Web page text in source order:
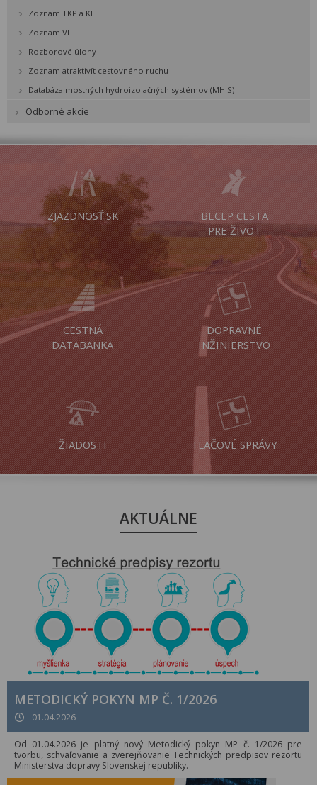
Zoznam TKP a KL
Zoznam VL
Rozborové úlohy
Zoznam atraktivít cestovného ruchu
Databáza mostných hydroizolačných systémov (MHIS)
Odborné akcie
ZJAZDNOSŤ.SK
BECEP CESTA
PRE ŽIVOT
CESTNÁ
DATABANKA
DOPRAVNÉ
INŽINIERSTVO
ŽIADOSTI TLAČOVÉ SPRÁVY
AKTUÁLNE
METODICKÝ POKYN MP Č. 1/2026
01.04.2026
Od 01.04.2026 je platný nový Metodický pokyn MP č. 1/2026 pre
tvorbu, schvaľovanie a zverejňovanie Technických predpisov rezortu
Ministerstva dopravy Slovenskej republiky.